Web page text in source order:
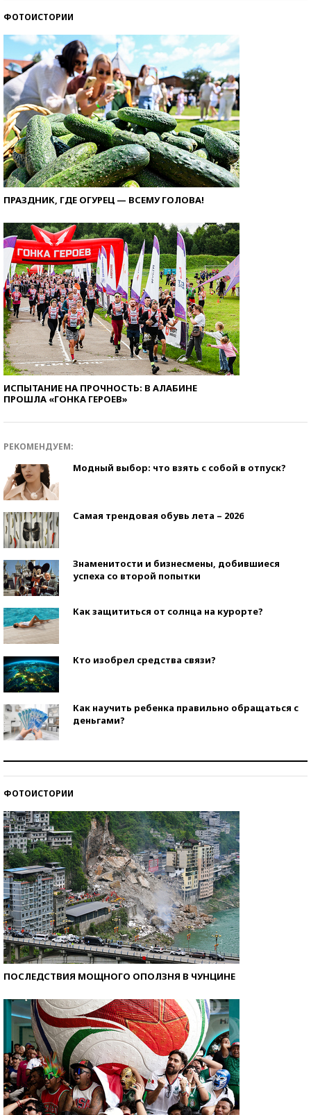
ФОТОИСТОРИИ
ПРАЗДНИК, ГДЕ ОГУРЕЦ — ВСЕМУ ГОЛОВА!
ИСПЫТАНИЕ НА ПРОЧНОСТЬ: В АЛАБИНЕ
ПРОШЛА «ГОНКА ГЕРОЕВ»
РЕКОМЕНДУЕМ:
Модный выбор: что взять с собой в отпуск?
Самая трендовая обувь лета – 2026
Знаменитости и бизнесмены, добившиеся
успеха со второй попытки
Как защититься от солнца на курорте?
Кто изобрел средства связи?
Как научить ребенка правильно обращаться с
деньгами?
ФОТОИСТОРИИ
ПОСЛЕДСТВИЯ МОЩНОГО ОПОЛЗНЯ В ЧУНЦИНЕ